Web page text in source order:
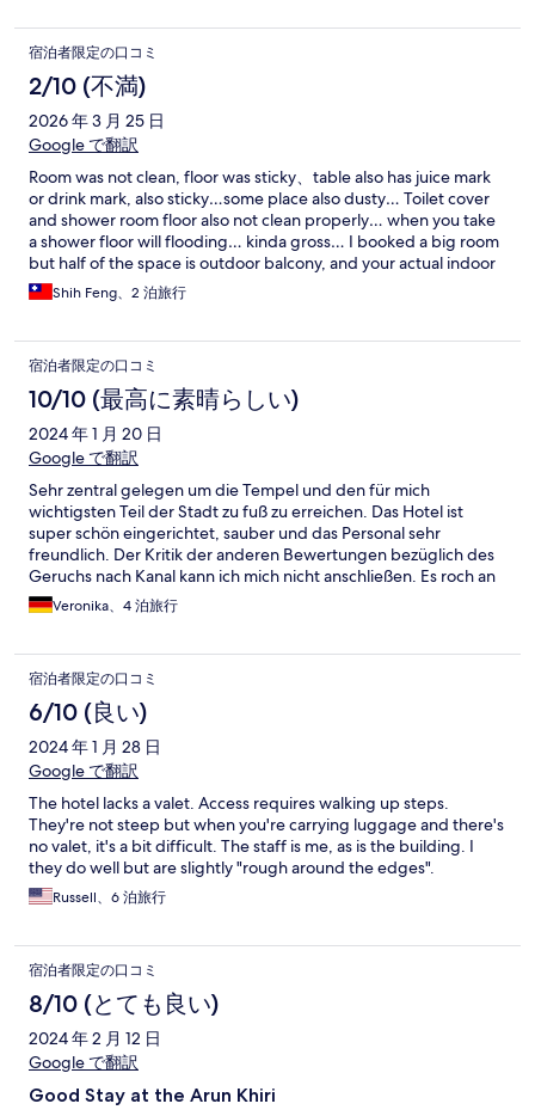
宿泊者限定の口コミ
2/10 (不満)
2026 年 3 月 25 日
Google で翻訳
Room was not clean, floor was sticky、table also has juice mark
or drink mark, also sticky…some place also dusty… Toilet cover
and shower room floor also not clean properly… when you take
a shower floor will flooding… kinda gross… I booked a big room
but half of the space is outdoor balcony, and your actual indoor
space was tiny, only barely enough for open you luggage, and
the bathtub is also at outside, basically not possible to use when
exposed at out side, which means you need to bare with the hot
heat temperature to use it, even when you having breakfast,
very not enjoyable at all… The poor also very small, don’t get
fool by the pictures. The staff was promising to address the
room dirty issue to the manager but not having any response at
all, not even getting a simple apologize. Overall it’s not worth
Shih Feng、2 泊旅行
宿泊者限定の口コミ
10/10 (最高に素晴らしい)
2024 年 1 月 20 日
Google で翻訳
Sehr zentral gelegen um die Tempel und den für mich
wichtigsten Teil der Stadt zu fuß zu erreichen. Das Hotel ist
super schön eingerichtet, sauber und das Personal sehr
freundlich. Der Kritik der anderen Bewertungen bezüglich des
Geruchs nach Kanal kann ich mich nicht anschließen. Es roch an
einem Abend leicht nach Kanal, habe einfach den Abfluss
verschlossen und das Problem war erledigt. Kann es nur
Veronika、4 泊旅行
宿泊者限定の口コミ
6/10 (良い)
2024 年 1 月 28 日
Google で翻訳
The hotel lacks a valet. Access requires walking up steps.
They're not steep but when you're carrying luggage and there's
no valet, it's a bit difficult. The staff is me, as is the building. I
they do well but are slightly "rough around the edges".
Russell、6 泊旅行
宿泊者限定の口コミ
8/10 (とても良い)
2024 年 2 月 12 日
Google で翻訳
Good Stay at the Arun Khiri